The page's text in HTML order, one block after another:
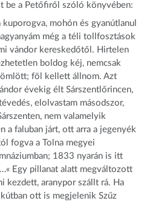
be a Petőfiről szóló könyvében:
mohón és gyanútlanul
még a téli tollfosztások
vándor kereskedőtől. Hirtelen
boldog kéj, nemcsak
ömlött; föl kellett állnom. Azt
évekig élt Sárszentlőrincen,
elolvastam másodszor,
nem valamelyik
a faluban járt, ott arra a jegenyék
fogva a Tolna megyei
1833 nyarán is itt
Egy pillanat alatt megváltozott
kezdett, aranypor szállt rá. Ha
ott is megjelenik Szűz